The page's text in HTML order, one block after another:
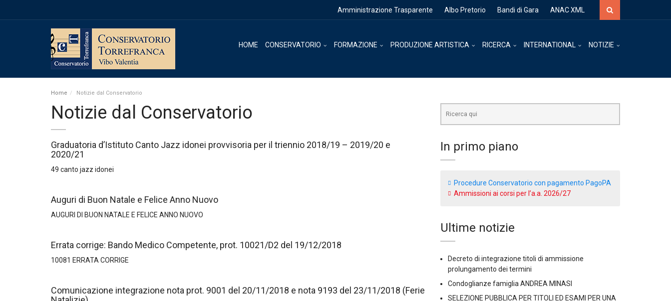
Amministrazione Trasparente Albo Pretorio Bandi di Gara ANAC XML
HOME CONSERVATORIO FORMAZIONE PRODUZIONE ARTISTICA RICERCA INTERNATIONAL NOTIZIE
Home Notizie dal Conservatorio
Notizie dal Conservatorio
Graduatoria d’Istituto Canto Jazz idonei provvisoria per il triennio 2018/19 – 2019/20 e
2020/21
49 canto jazz idonei
Auguri di Buon Natale e Felice Anno Nuovo
AUGURI DI BUON NATALE E FELICE ANNO NUOVO
Errata corrige: Bando Medico Competente, prot. 10021/D2 del 19/12/2018
10081 ERRATA CORRIGE
Comunicazione integrazione nota prot. 9001 del 20/11/2018 e nota 9193 del 23/11/2018 (Ferie
In primo piano
Procedure Conservatorio con pagamento PagoPA
Ammissioni ai corsi per l’a.a. 2026/27
Ultime notizie
Decreto di integrazione titoli di ammissione
prolungamento dei termini
Condoglianze famiglia ANDREA MINASI
SELEZIONE PUBBLICA PER TITOLI ED ESAMI PER UNA